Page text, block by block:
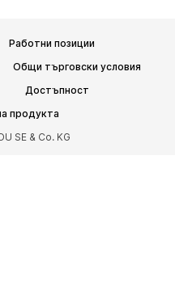
спорт
чанти
Работни позиции
Общи търговски условия
Достъпност
продукта
SE & Co. KG